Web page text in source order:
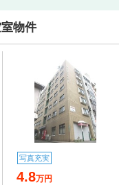
物件
写真充実
4.8万円